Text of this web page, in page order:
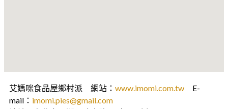
艾媽咪食品屋鄉村派 網站： www.imomi.com.tw E-
mail： imomi.pies@gmail.com